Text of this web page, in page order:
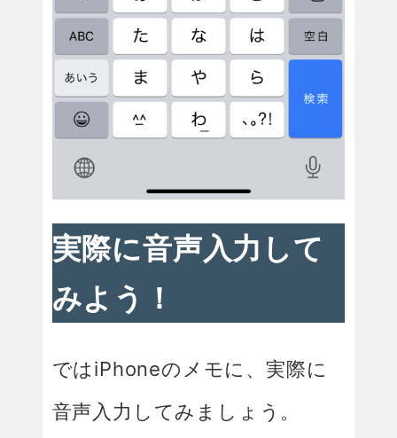
実際に音声入力して
みよう！
ではiPhoneのメモに、実際に
音声入力してみましょう。